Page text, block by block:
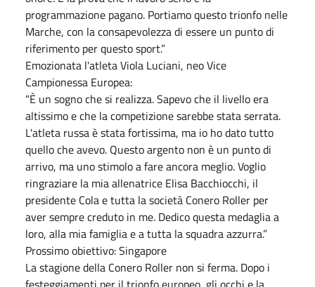
programmazione pagano. Portiamo questo trionfo nelle
Marche, con la consapevolezza di essere un punto di
riferimento per questo sport.”
Emozionata l'atleta Viola Luciani, neo Vice
Campionessa Europea:
“È un sogno che si realizza. Sapevo che il livello era
altissimo e che la competizione sarebbe stata serrata.
L'atleta russa è stata fortissima, ma io ho dato tutto
quello che avevo. Questo argento non è un punto di
arrivo, ma uno stimolo a fare ancora meglio. Voglio
ringraziare la mia allenatrice Elisa Bacchiocchi, il
presidente Cola e tutta la società Conero Roller per
aver sempre creduto in me. Dedico questa medaglia a
loro, alla mia famiglia e a tutta la squadra azzurra.”
Prossimo obiettivo: Singapore
La stagione della Conero Roller non si ferma. Dopo i